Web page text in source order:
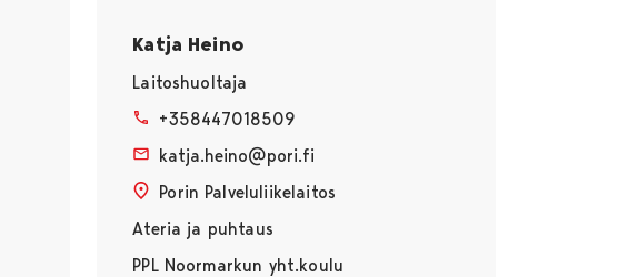
Katja Heino
Laitoshuoltaja
+358447018509
katja.heino@pori.fi
Porin Palveluliikelaitos
Ateria ja puhtaus
PPL Noormarkun yht.koulu